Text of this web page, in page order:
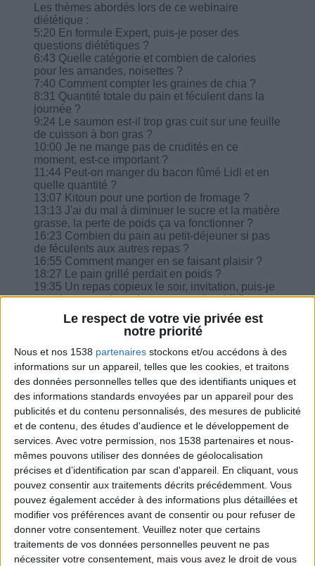
Le respect de votre vie privée est
notre priorité
Nous et nos 1538 partenaires stockons et/ou accédons à des
informations sur un appareil, telles que les cookies, et traitons
des données personnelles telles que des identifiants uniques et
des informations standards envoyées par un appareil pour des
publicités et du contenu personnalisés, des mesures de publicité
et de contenu, des études d'audience et le développement de
services. Avec votre permission, nos 1538 partenaires et nous-
mêmes pouvons utiliser des données de géolocalisation
précises et d’identification par scan d'appareil. En cliquant, vous
pouvez consentir aux traitements décrits précédemment. Vous
pouvez également accéder à des informations plus détaillées et
modifier vos préférences avant de consentir ou pour refuser de
donner votre consentement. Veuillez noter que certains
traitements de vos données personnelles peuvent ne pas
nécessiter votre consentement, mais vous avez le droit de vous
Les thèmes abordés lors de ce webinaire
diététique :
5:20 En formule Expert, puis-je poser des
questions diététiques ?
6:43 Quelle catégorie et combien de calories
pour les amandes, noisettes ?
7:40 Comment compter les graines de chia ?
8:31 Quantité totale du pain et féculent dans la
journée ?
9:24 Le saumon est-il trop gras cuit sur une feuille
de cuisson à bon gras ?
10:00 Je ne mange pas de crudités en ce
moment, est-ce important ?
11:44 Peut-on manger du bacon fûmé Lidl et en
quelle quantité ?
13:07 Kitoun pour une portion de fromage ?
13:13 J'ai du mal à diminuer le sucre et la matière
grasse, la perte de poids ça va fonctionner ?
16:23 Combien du pain au petit-déjeuner si pas
de féculents aux autres repas ?
16:55 Comment manger en se faisant plaisir ?
18:27 Le pain grillé perdait en poids ?
19:35 Un repas copieux le soir, invitation, puis-je
prendre une galette de rattrapage le midi ?
Combien de kilos souhaitez-vous perdre ?
Moins de
5 kilos
De 5 à 10
kilos
Plus de
10 kilos
Webinaires en direct Voir tout
Chaque semaine, posez vos questions en live
en participant à des vidéo-conférences avec
Jean-Michel et les diététiciennes du
programme.